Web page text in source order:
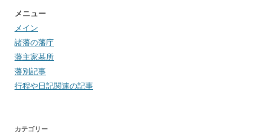
メニュー
メイン
諸藩の藩庁
藩主家墓所
藩別記事
行程や日記関連の記事
カテゴリー